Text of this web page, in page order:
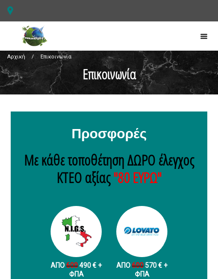
Αρχική / Επικοινωνία
Επικοινωνία
Προσφορές
Με κάθε τοποθέτηση ΔΩΡΟ έλεγχος
ΚΤΕΟ αξίας"80 ΕΥΡΩ"
ΑΠΟ600490 € +
ФПА
ΑΠΟ600570 € +
ФПА